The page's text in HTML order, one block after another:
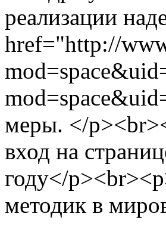
реализации
href="http://
меры. </
вход на
году</
методик в